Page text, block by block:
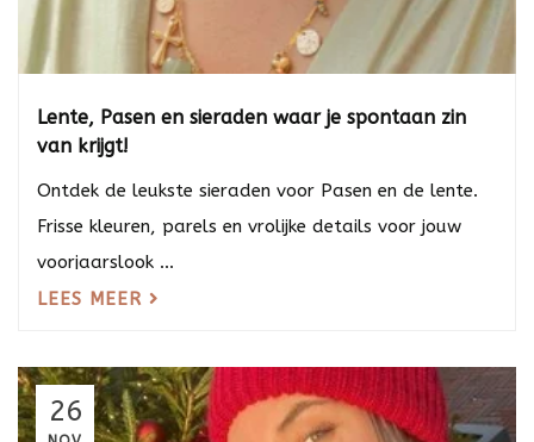
Lente, Pasen en sieraden waar je spontaan zin
van krijgt!
Ontdek de leukste sieraden voor Pasen en de lente.
Frisse kleuren, parels en vrolijke details voor jouw
voorjaarslook ...
LEES MEER
26